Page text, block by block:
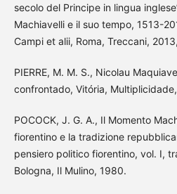
secolo del Principe in lingua
Machiavelli e il suo tempo, 1513-
Campi et alii, Roma, Treccani,
PIERRE, M. M. S., Nicolau
confrontado, Vitória,
POCOCK, J. G. A., Il Momento
fiorentino e la tradizione
pensiero politico fiorentino, vol. I,
Bologna, Il Mulino, 1980.